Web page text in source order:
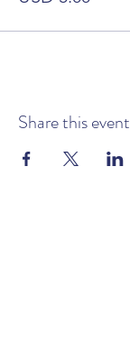
Share this event